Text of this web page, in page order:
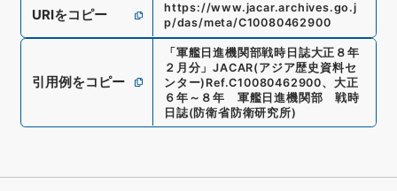
URIをコピー
https://www.jacar.archives.go.j
p/das/meta/C10080462900
引用例をコピー
「軍艦日進機関部戦時日誌大正８年
２月分 」JACAR(アジア歴史資料セ
ンター) Ref.C10080462900、 大正
６年～８年 軍艦日進機関部 戦時
日誌(防衛省防衛研究所)